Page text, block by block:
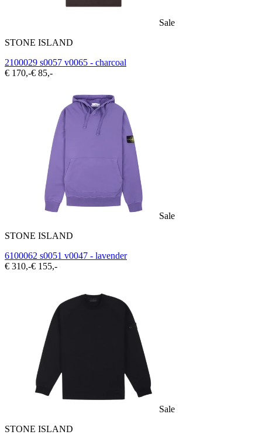
Sale
STONE ISLAND
2100029 s0057 v0065 - charcoal
€ 170,-€ 85,-
Sale
STONE ISLAND
6100062 s0051 v0047 - lavender
€ 310,-€ 155,-
Sale
STONE ISLAND